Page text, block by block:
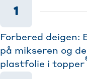
1
Forbered deigen:
på mikseren og
plastfolie i topper